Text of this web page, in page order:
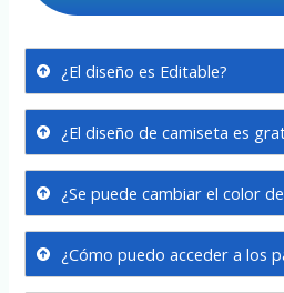
¿El diseño es Editable?
¿El diseño de camiseta es
¿Se puede cambiar el color
¿Cómo puedo acceder a los